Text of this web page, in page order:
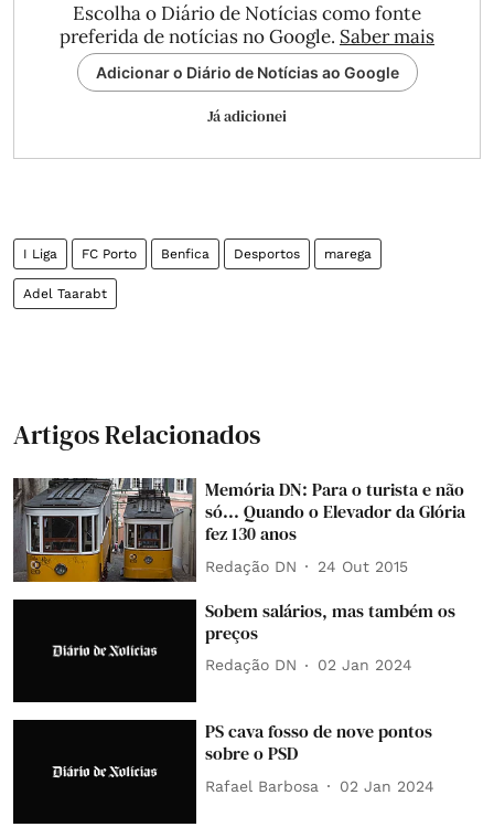
Escolha o Diário de Notícias como fonte
preferida de notícias no Google. Saber mais
Adicionar o Diário de Notícias ao Google
Já adicionei
I Liga FC Porto Benfica Desportos marega
Adel Taarabt
Artigos Relacionados
Memória DN: Para o turista e não
só... Quando o Elevador da Glória
fez 130 anos
Redação DN 24 Out 2015
Sobem salários, mas também os
preços
Redação DN 02 Jan 2024
PS cava fosso de nove pontos
sobre o PSD
Rafael Barbosa 02 Jan 2024